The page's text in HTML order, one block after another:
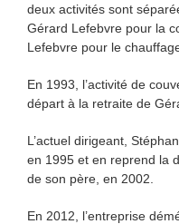
deux activités sont
Gérard Lefebvre pour la
Lefebvre pour le
En 1993 , l’activité de
départ à la retraite de
L’actuel dirigeant,
en 1995 et en reprend la
de son père, en 2002
En 2012 , l’entreprise